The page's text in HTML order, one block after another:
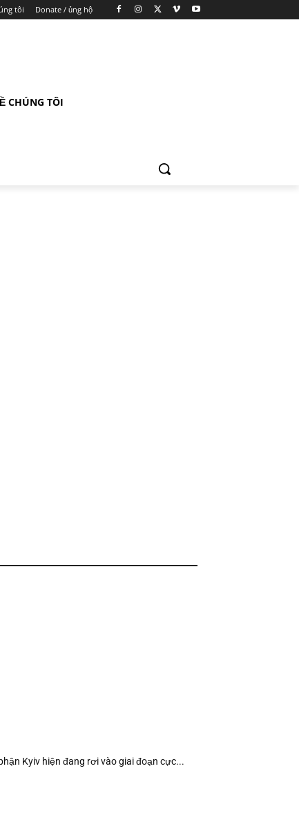
tôi Donate / ủng hộ
CHÚNG TÔI
Kyiv hiện đang rơi vào giai đoạn cực...